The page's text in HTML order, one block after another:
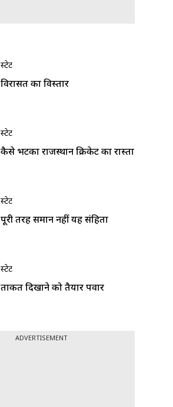
स्टेट
विरासत का विस्तार
स्टेट
कैसे भटका राजस्थान क्रिकेट का रास्ता
स्टेट
पूरी तरह समान नहीं यह संहिता
स्टेट
ताकत दिखाने को तैयार पवार
ADVERTISEMENT